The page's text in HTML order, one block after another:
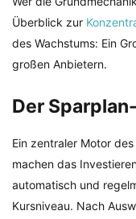
Überblick zur
des Wachstums: Ein
großen Anbietern.
Der
Ein zentraler Motor
machen das
automatisch und
Kursniveau. Nach